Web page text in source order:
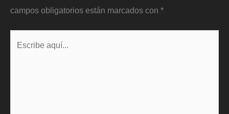
campos obligatorios están marcados con *